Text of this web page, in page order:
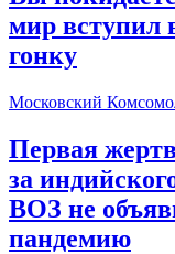
мир вступил
гонку
Московский
Первая
за
ВОЗ не
пандемию